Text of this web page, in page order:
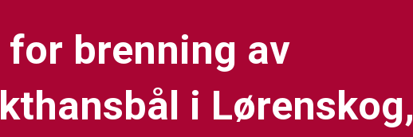
for brenning av
i Lørenskog,